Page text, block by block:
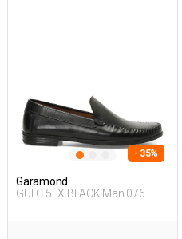
- 35%
Garamond
GULC 5FX BLACK Man 076